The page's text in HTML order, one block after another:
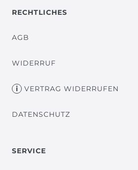
RECHTLICHES
AGB
WIDERRUF
VERTRAG WIDERRUFEN
DATENSCHUTZ
SERVICE